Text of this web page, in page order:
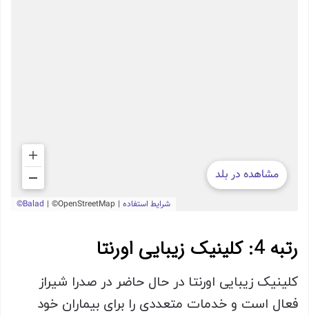
رتبه 4: کلینیک زیبایی اورنتا
کلینیک زیبایی اورنتا در حال حاضر در صدرا شیراز
فعال است و خدمات متعددی را برای بیماران خود